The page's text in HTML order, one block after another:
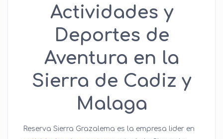
Actividades y
Deportes de
Aventura en la
Sierra de Cadiz y
Malaga
Reserva Sierra Grazalema es la empresa lider en